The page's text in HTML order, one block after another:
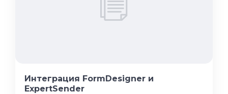
Интеграция FormDesigner и
ExpertSender